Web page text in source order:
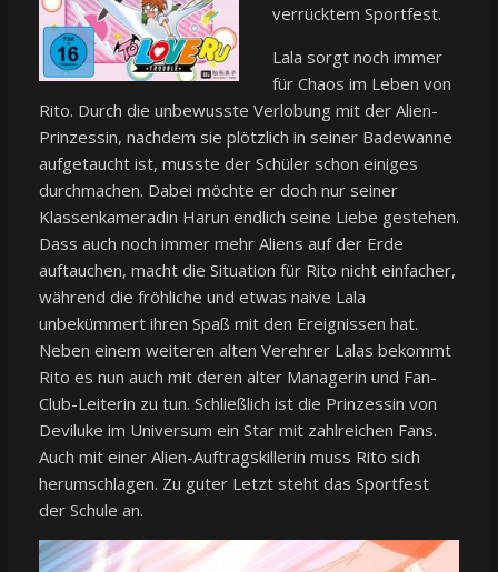
verrücktem Sportfest.
Lala sorgt noch immer
für Chaos im Leben von
Rito. Durch die unbewusste Verlobung mit der Alien-
Prinzessin, nachdem sie plötzlich in seiner Badewanne
aufgetaucht ist, musste der Schüler schon einiges
durchmachen. Dabei möchte er doch nur seiner
Klassenkameradin Harun endlich seine Liebe gestehen.
Dass auch noch immer mehr Aliens auf der Erde
auftauchen, macht die Situation für Rito nicht einfacher,
während die fröhliche und etwas naive Lala
unbekümmert ihren Spaß mit den Ereignissen hat.
Neben einem weiteren alten Verehrer Lalas bekommt
Rito es nun auch mit deren alter Managerin und Fan-
Club-Leiterin zu tun. Schließlich ist die Prinzessin von
Deviluke im Universum ein Star mit zahlreichen Fans.
Auch mit einer Alien-Auftragskillerin muss Rito sich
herumschlagen. Zu guter Letzt steht das Sportfest
der Schule an.